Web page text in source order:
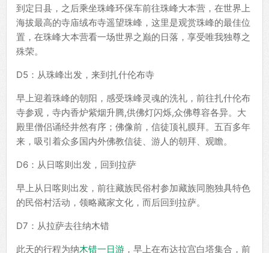
到定日县，之后乘坐珠峰环保车前往珠峰大本营，在世界上
海拔最高的寺庙绒布寺遥望珠峰，这里是观赏珠峰的最佳位
置，在珠峰大本营看一场世界之巅的日落，享受唯我独尊之
殊荣。
D5：从珠峰出发，来到扎什伦布寺
早上迎着珠峰的朝阳，感受珠峰灵魂的洗礼，前往扎什伦布
寺参观，寺内香炉紫烟升腾,供佛灯闪烁,众佛尊容各异。大
殿里僧侣诵经井然有序；佛像前，信徒顶礼膜拜。五百多年
来，吸引着众多国内外佛教信徒、游人的朝拜、观瞻。
D6：从日喀则出发，回到拉萨
早上从日喀则出发，前往藏族民俗村参加藏族同胞独具特色
的民俗村活动，领略藏家文化，而后回到拉萨。
D7：从拉萨去往纳木错
此天的行程为纳木错一日游 ，早上在布达拉宫白塔集合，前